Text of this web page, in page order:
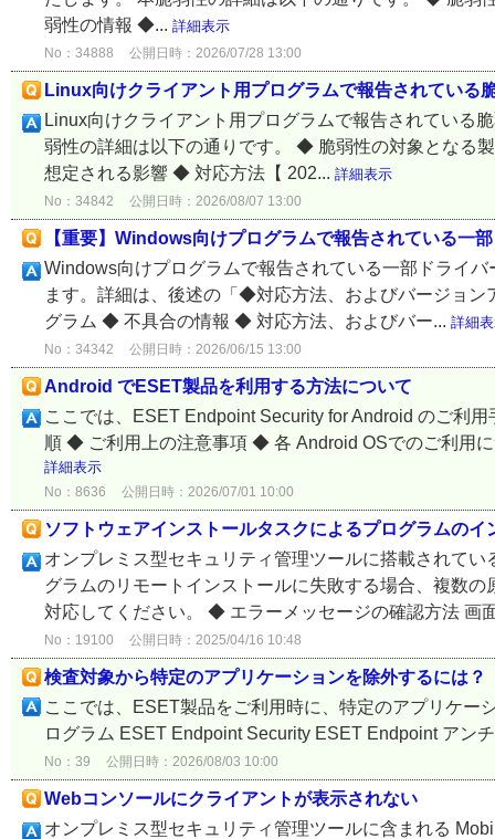
弱性の情報 ◆... 詳細表示
No：34888 公開日時：2026/07/28 13:00
Linux向けクライアント用プログラムで報告されている
Linux向けクライアント用プログラムで報告されている
弱性の詳細は以下の通りです。 ◆ 脆弱性の対象とな
想定される影響 ◆ 対応方法【 202... 詳細表示
No：34842 公開日時：2026/08/07 13:00
【重要】Windows向けプログラムで報告されている一
Windows向けプログラムで報告されている一部ドライ
ます。詳細は、後述の「◆対応方法、およびバージョ
グラム ◆ 不具合の情報 ◆ 対応方法、およびバー... 詳細
No：34342 公開日時：2026/06/15 13:00
Android でESET製品を利用する方法について
ここでは、ESET Endpoint Security for Android のご利
順 ◆ ご利用上の注意事項 ◆ 各 Android OSでのご利用
詳細表示
No：8636 公開日時：2026/07/01 10:00
ソフトウェアインストールタスクによるプログラムの
オンプレミス型セキュリティ管理ツールに搭載されて
グラムのリモートインストールに失敗する場合、複数
対応してください。 ◆ エラーメッセージの確認方法 画
No：19100 公開日時：2025/04/16 10:48
検査対象から特定のアプリケーションを除外するには？
ここでは、ESET製品をご利用時に、特定のアプリケー
ログラム ESET Endpoint Security ESET Endpoint アン
No：39 公開日時：2026/08/03 10:00
Webコンソールにクライアントが表示されない
オンプレミス型セキュリティ管理ツールに含まれる